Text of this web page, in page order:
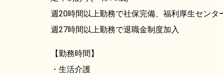
週20時間以上勤務で社保完備、福利厚生センタ
週27時間以上勤務で退職金制度加入
【勤務時間】
・生活介護